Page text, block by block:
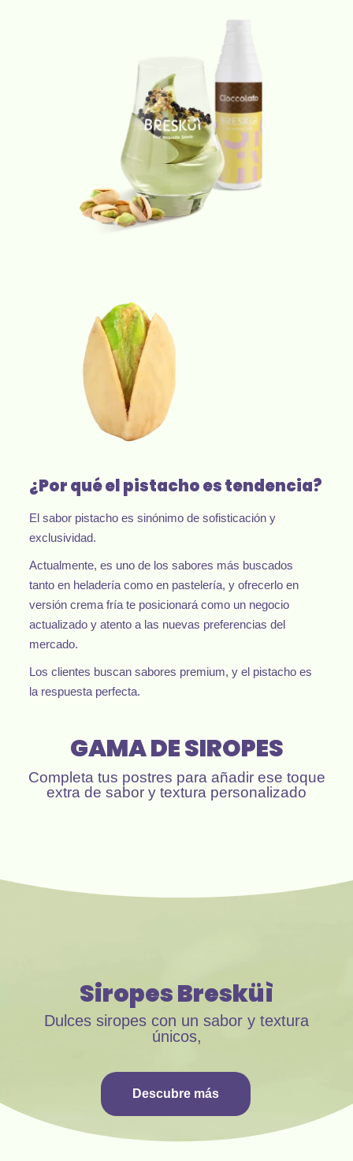
¿Por qué el pistacho es tendencia?
El sabor pistacho es sinónimo de sofisticación y
exclusividad.
Actualmente, es uno de los sabores más buscados
tanto en heladería como en pastelería, y ofrecerlo en
versión crema fría te posicionará como un negocio
actualizado y atento a las nuevas preferencias del
mercado.
Los clientes buscan sabores premium, y el pistacho es
la respuesta perfecta.
GAMA DE SIROPES
Completa tus postres para añadir ese toque
extra de sabor y textura personalizado
Siropes Bresküì
Dulces siropes con un sabor y textura
únicos,
Descubre más